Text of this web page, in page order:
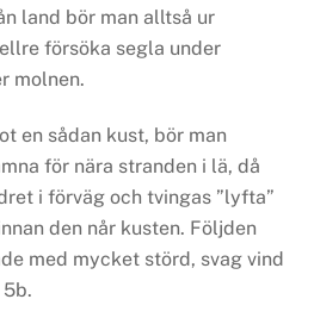
land bör man alltså ur
försöka segla under
molnen.
en sådan kust, bör man
för nära stranden i lä, då
i förväg och tvingas ”lyfta”
den når kusten. Följden
med mycket störd, svag vind